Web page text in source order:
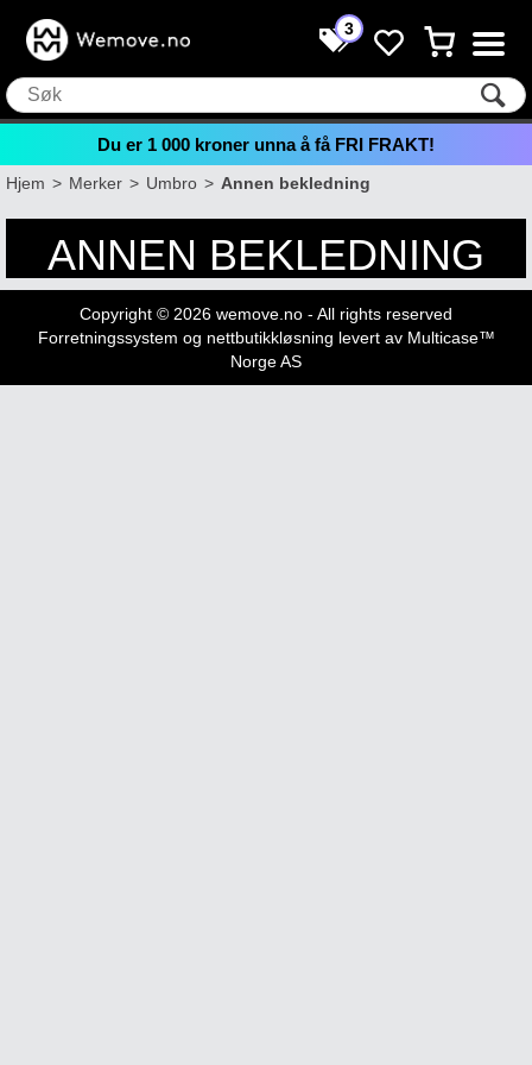
3
Du er 1 000 kroner unna å få FRI FRAKT!
Hjem>Merker>Umbro>Annen bekledning
ANNEN BEKLEDNING
Copyright © 2026 wemove.no - All rights reserved
Forretningssystem og nettbutikkløsning levert av Multicase™
Norge AS